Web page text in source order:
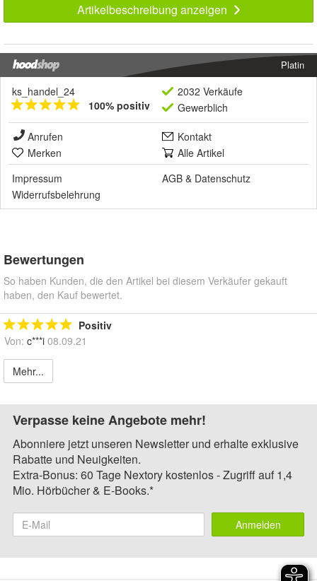
Artikelbeschreibung anzeigen
Platin
ks_handel_24
100% positiv
2032 Verkäufe
Gewerblich
Anrufen
Kontakt
Merken
Alle Artikel
Impressum
AGB & Datenschutz
Widerrufsbelehrung
Bewertungen
So haben Kunden, die den Artikel bei diesem Verkäufer gekauft
haben, den Kauf bewertet.
Positiv
Von: c***i 08.09.21
Mehr...
Verpasse keine Angebote mehr!
Abonniere jetzt unseren Newsletter und erhalte exklusive
Rabatte und Neuigkeiten.
Extra-Bonus: 60 Tage Nextory kostenlos - Zugriff auf 1,4
Mio. Hörbücher & E-Books.*
Anmelden